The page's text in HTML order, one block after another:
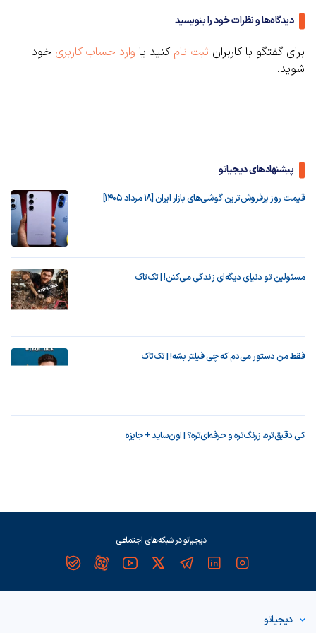
دیدگاه‌ها و نظرات خود را بنویسید
برای گفتگو با کاربران ثبت نام کنید یا وارد حساب کاربری خود
شوید.
پیشنهادهای دیجیاتو
قیمت روز پرفروش‌ترین گوشی‌های بازار ایران [18 مرداد 1405]
مسئولین تو دنیای دیگه‌ای زندگی می‌کنن! | تک‌تاک
فقط من دستور می‌دم که چی فیلتر بشه! | تک‌تاک
کی دقیق‌تره، زرنگ‌تره و حرفه‌ای‌تره؟ | اون‌ساید + جایزه
دیجیاتو در شبکه‌های اجتماعی
دیجیاتو